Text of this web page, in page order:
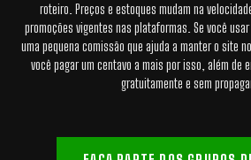
roteiro. Preços e estoques mudam na
promoções vigentes nas plataformas. Se você
uma pequena comissão que ajuda a manter o site
você pagar um centavo a mais por isso, além de
gratuitamente e sem